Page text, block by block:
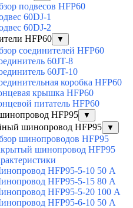
подвесов HFP60
60DJ-1
60DJ-2
HFP60
▼
соединителей HFP60
60JT-8
60JT-10
коробка HFP60
крышка HFP60
питатель HFP60
HFP95
▼
шинопровод HFP95 ▼
шинопроводов HFP95
шинопровод HFP95
HFP95-5-10 50 А
HFP95-5-15 80 А
HFP95-5-20 100 А
HFP95-6-10 50 А